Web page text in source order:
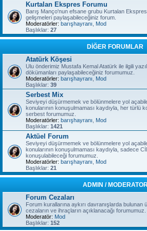
Kurtalan Ekspres Forumu
Barış Manço'nun efsane grubu Kurtalan
gelişmeleri paylaşabileceğiniz forum.
Moderatörler: barışhayranı
Mod
Başlıklar: 27
DİĞER FORUMLAR
Atatürk Köşesi
Ulu önderimiz Mustafa Kemal Atatürk ile ilgili
dökümanları paylaşabileceğiniz forumumuz.
Moderatörler: barışhayranı
Mod
Başlıklar: 39
Serbest Mix
Seviyeyi düşürmemek ve bölünmelere yol
konularının konuşulmaması kaydıyla, her türlü
serbest forumumuz.
Moderatörler: barışhayranı
Mod
Başlıklar: 1421
Aktüel Forum
Seviyeyi düşürmemek ve bölünmelere yol
konularının konuşulmaması kaydıyla, sadece
konuşulabileceği forumumuz.
Moderatörler: barışhayranı
Mod
Başlıklar: 21
ADMIN /
Forum Cezaları
Forum kurallarına aykırı davranışlarda bulunan
cezaların ve ihraçların açıklanacağı forumumuz.
Moderatör: Mod
Başlıklar: 152